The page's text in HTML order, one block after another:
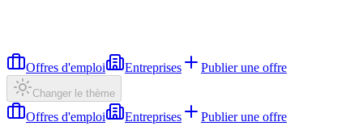
Offres d'emploi Entreprises Publier une offre
Changer le thème
Offres d'emploi Entreprises Publier une offre